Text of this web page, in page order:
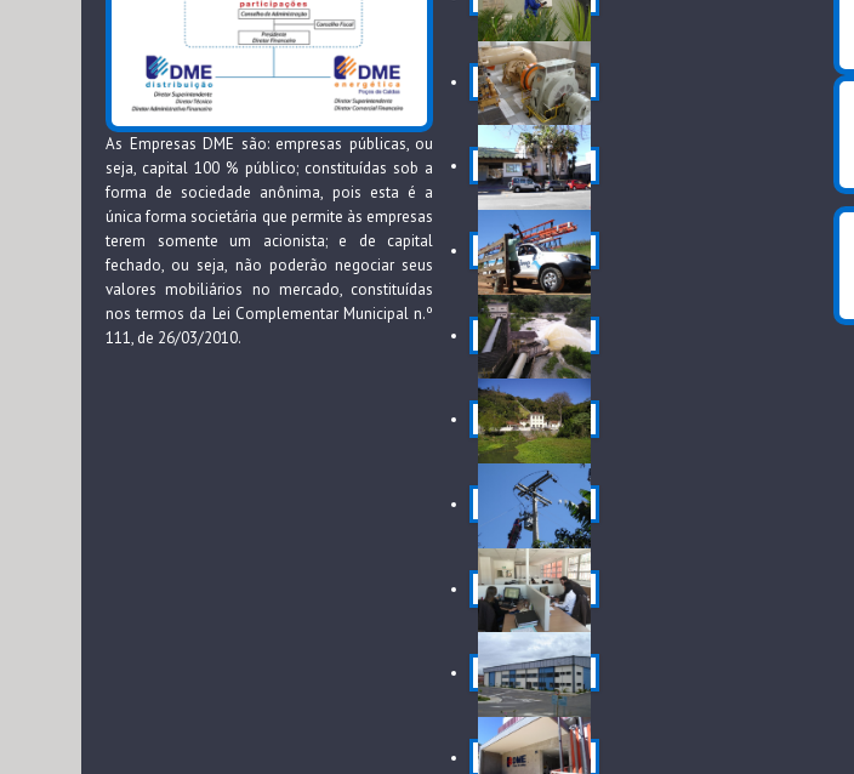
As Empresas DME são: empresas públicas, ou
seja, capital 100 % público; constituídas sob a
forma de sociedade anônima, pois esta é a
única forma societária que permite às empresas
terem somente um acionista; e de capital
fechado, ou seja, não poderão negociar seus
valores mobiliários no mercado, constituídas
nos termos da Lei Complementar Municipal n.º
111, de 26/03/2010.